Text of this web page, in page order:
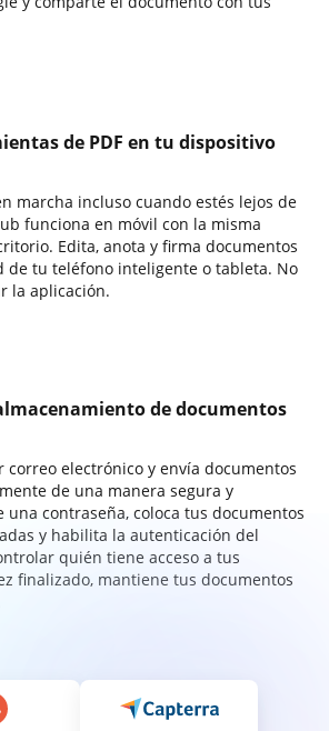
de PDF en tu dispositivo
marcha incluso cuando estés lejos de
funciona en móvil con la misma
Edita, anota y firma documentos
de tu teléfono inteligente o tableta. No
la aplicación.
de documentos
correo electrónico y envía documentos
de una manera segura y
una contraseña, coloca tus documentos
y habilita la autenticación del
quién tiene acceso a tus
finalizado, mantiene tus documentos